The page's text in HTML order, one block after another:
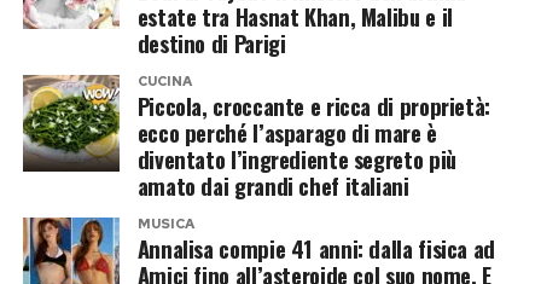
trasformandolo nell’ennesima scena sospesa
tra passione e abbandono.
Pasolini, Roma e la rinascita sopra
Napoli
Tra i maestri di Ferrara occupa un posto
centrale Pier Paolo Pasolini. A New York scoprì
mesi, comprendendo aumenti di cachet e
partecipazioni agli incassi, ma le parti non hanno
ancora trovato un’intesa. La società, dal canto
suo, sostiene che l’ultima proposta sia stata
respinta senza ricevere una controfferta.
Il tempo stringe: a dicembre i diritti
estate tra Hasnat Khan, Malibu e il
destino di Parigi
CUCINA
Piccola, croccante e ricca di proprietà:
ecco perché l’asparago di mare è
diventato l’ingrediente segreto più
amato dai grandi chef italiani
MUSICA
Annalisa compie 41 anni: dalla fisica ad
Amici fino all’asteroide col suo nome. E